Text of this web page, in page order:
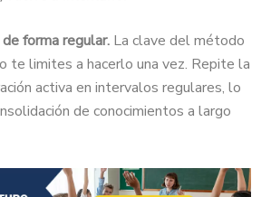
forma regular. La clave del método
te limites a hacerlo una vez. Repite la
activa en intervalos regulares, lo
de conocimientos a largo